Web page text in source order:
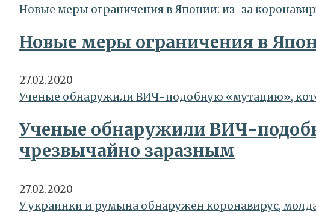
Новые меры ограничения в Японии: из-за
Новые меры ограничения в
27.02.2020
Ученые обнаружили ВИЧ-подобную «мутацию»,
Ученые обнаружили ВИЧ-
чрезвычайно заразным
27.02.2020
У украинки и румына обнаружен коронавирус,